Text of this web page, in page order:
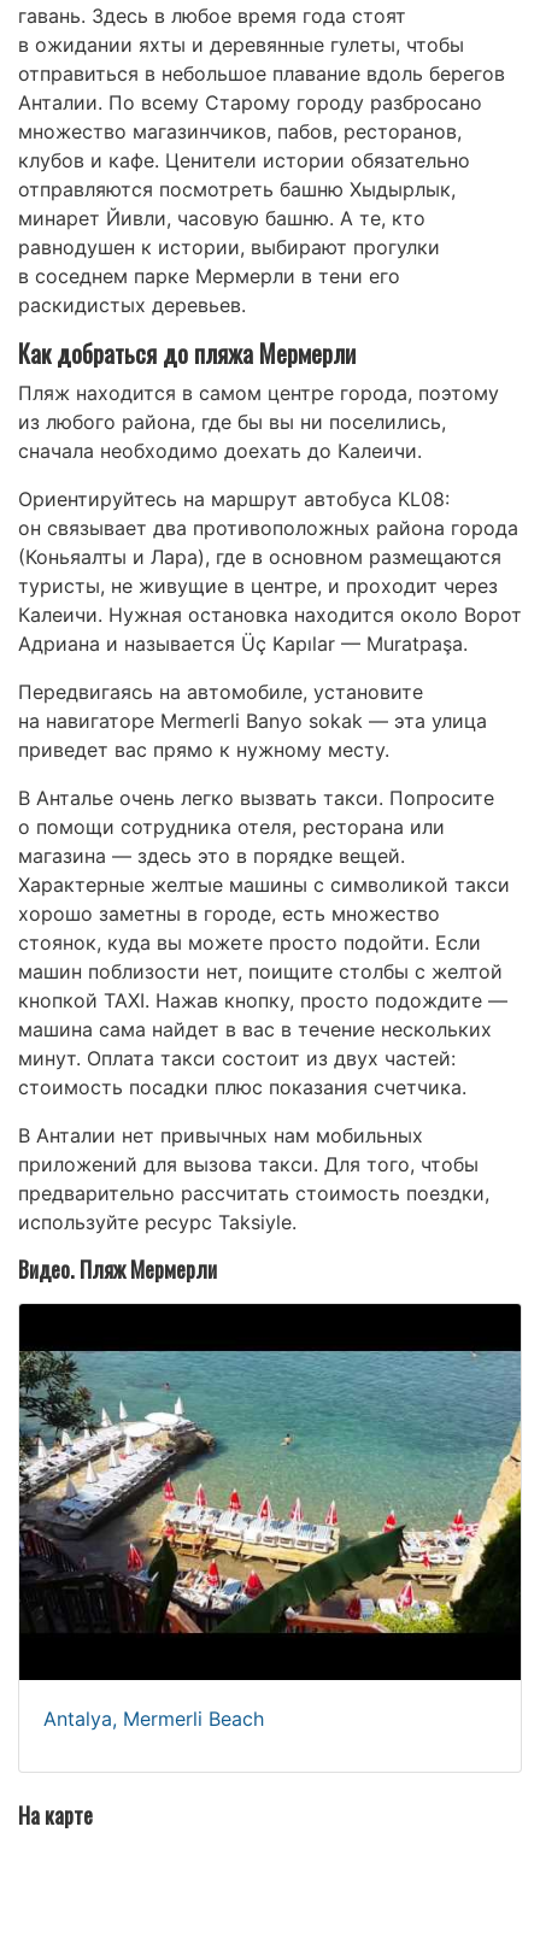
гавань. Здесь в любое время года стоят
в ожидании яхты и деревянные гулеты, чтобы
отправиться в небольшое плавание вдоль берегов
Анталии. По всему Старому городу разбросано
множество магазинчиков, пабов, ресторанов,
клубов и кафе. Ценители истории обязательно
отправляются посмотреть башню Хыдырлык,
минарет Йивли, часовую башню. А те, кто
равнодушен к истории, выбирают прогулки
в соседнем парке Мермерли в тени его
раскидистых деревьев.
Как добраться до пляжа Мермерли
Пляж находится в самом центре города, поэтому
из любого района, где бы вы ни поселились,
сначала необходимо доехать до Калеичи.
Ориентируйтесь на маршрут автобуса KL08:
он связывает два противоположных района города
(Коньяалты и Лара), где в основном размещаются
туристы, не живущие в центре, и проходит через
Калеичи. Нужная остановка находится около Ворот
Адриана и называется Üç Kapılar — Muratpaşa.
Передвигаясь на автомобиле, установите
на навигаторе Mermerli Banyo sokak — эта улица
приведет вас прямо к нужному месту.
В Анталье очень легко вызвать такси. Попросите
о помощи сотрудника отеля, ресторана или
магазина — здесь это в порядке вещей.
Характерные желтые машины с символикой такси
хорошо заметны в городе, есть множество
стоянок, куда вы можете просто подойти. Если
машин поблизости нет, поищите столбы с желтой
кнопкой TAXI. Нажав кнопку, просто подождите —
машина сама найдет в вас в течение нескольких
минут. Оплата такси состоит из двух частей:
стоимость посадки плюс показания счетчика.
В Анталии нет привычных нам мобильных
приложений для вызова такси. Для того, чтобы
предварительно рассчитать стоимость поездки,
используйте ресурс Taksiyle.
Видео. Пляж Мермерли
Antalya, Mermerli Beach
На карте